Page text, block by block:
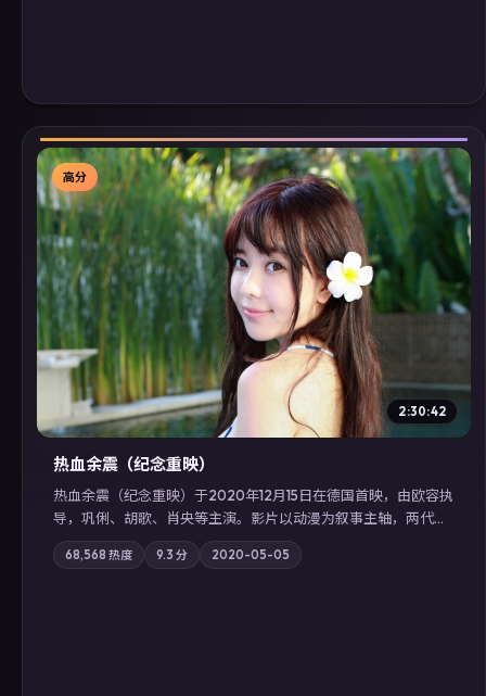
▶
高分
2:30:42
热血余震（纪念重映）
热血余震（纪念重映）于2020年12月15日在德国首映，由欧容执
导，巩俐、胡歌、肖央等主演。影片以动漫为叙事主轴，两代人
的执念在暴风雨夜正面相撞；摄影与配乐强化地域气质；站内亦
可通过「国产免费观看高清电视剧在线看」延展检索同类型高分
68,568 热度 9.3 分 2020-05-05